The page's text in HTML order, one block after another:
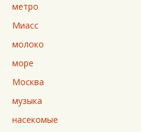
метро
Миасс
молоко
море
Москва
музыка
насекомые